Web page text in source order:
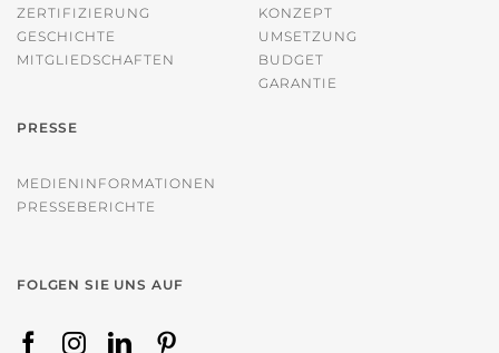
ZERTIFIZIERUNG
GESCHICHTE
MITGLIEDSCHAFTEN
KONZEPT
UMSETZUNG
BUDGET
GARANTIE
PRESSE
MEDIENINFORMATIONEN
PRESSEBERICHTE
FOLGEN SIE UNS AUF